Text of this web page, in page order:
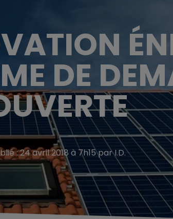
DE
: 24 avril 2018 à 7h15 par I.D.